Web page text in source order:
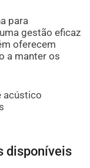
para
gestão eficaz
oferecem
a manter os
acústico
disponíveis